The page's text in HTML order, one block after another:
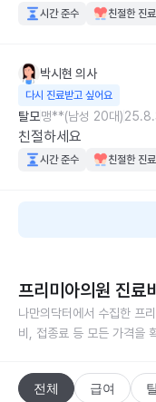
시간 준수 친절한 진료
박시현 의사
다시 진료받고 싶어요
탈모맹**(남성 20대)
친절하세요
시간 준수 친절한 진료
프리미아의원 진료
나만의닥터에서 수집한 프
비, 접종료 등 모든 가격을
전체 급여